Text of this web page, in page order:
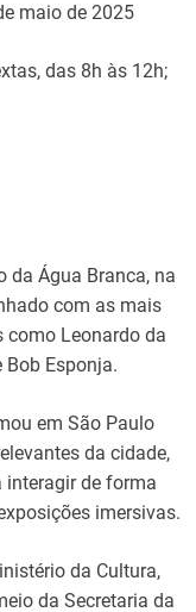
maio de 2025
das 8h às 12h;
da Água Branca, na
com as mais
como Leonardo da
Bob Esponja.
em São Paulo
da cidade,
interagir de forma
imersivas.
da Cultura,
da Secretaria da